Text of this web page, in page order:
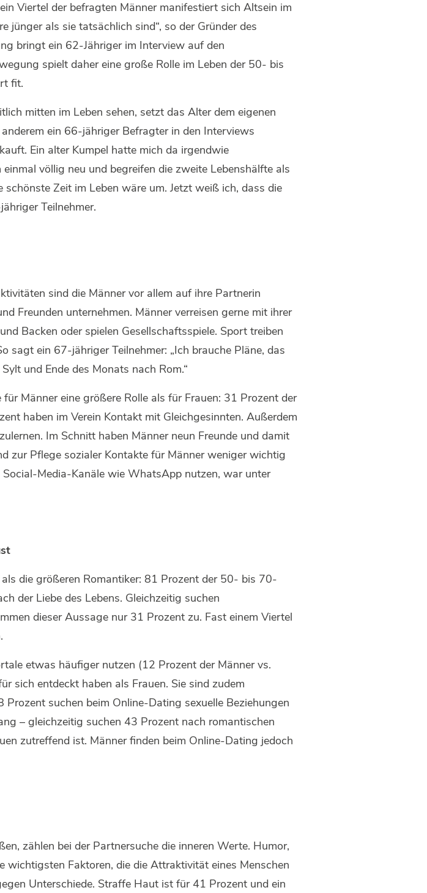
Viertel der befragten Männer manifestiert sich Altsein im
jünger als sie tatsächlich sind“, so der Gründer des
bringt ein 62-Jähriger im Interview auf den
spielt daher eine große Rolle im Leben der 50- bis
fit.
mitten im Leben sehen, setzt das Alter dem eigenen
ein 66-jähriger Befragter in den Interviews
Ein alter Kumpel hatte mich da irgendwie
völlig neu und begreifen die zweite Lebenshälfte als
Zeit im Leben wäre um. Jetzt weiß ich, dass die
Teilnehmer.
sind die Männer vor allem auf ihre Partnerin
Freunden unternehmen. Männer verreisen gerne mit ihrer
Backen oder spielen Gesellschaftsspiele. Sport treiben
sagt ein 67-jähriger Teilnehmer: „Ich brauche Pläne, das
und Ende des Monats nach Rom.“
Männer eine größere Rolle als für Frauen: 31 Prozent der
haben im Verein Kontakt mit Gleichgesinnten. Außerdem
Im Schnitt haben Männer neun Freunde und damit
zur Pflege sozialer Kontakte für Männer weniger wichtig
Media-Kanäle wie WhatsApp nutzen, war unter
die größeren Romantiker: 81 Prozent der 50- bis 70-
der Liebe des Lebens. Gleichzeitig suchen
dieser Aussage nur 31 Prozent zu. Fast einem Viertel
etwas häufiger nutzen (12 Prozent der Männer vs.
sich entdeckt haben als Frauen. Sie sind zudem
suchen beim Online-Dating sexuelle Beziehungen
– gleichzeitig suchen 43 Prozent nach romantischen
zutreffend ist. Männer finden beim Online-Dating jedoch
zählen bei der Partnersuche die inneren Werte. Humor,
wichtigsten Faktoren, die die Attraktivität eines Menschen
Unterschiede. Straffe Haut ist für 41 Prozent und ein